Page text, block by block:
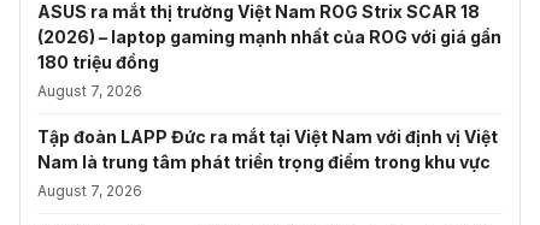
ASUS ra mắt thị trường Việt Nam ROG Strix SCAR 18
(2026) – laptop gaming mạnh nhất của ROG với giá gần
180 triệu đồng
August 7, 2026
Tập đoàn LAPP Đức ra mắt tại Việt Nam với định vị Việt
Nam là trung tâm phát triển trọng điểm trong khu vực
August 7, 2026